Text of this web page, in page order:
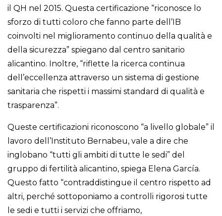
il QH nel 2015. Questa certificazione “riconosce lo
sforzo di tutti coloro che fanno parte dell’IB
coinvolti nel miglioramento continuo della qualità e
della sicurezza” spiegano dal centro sanitario
alicantino. Inoltre, “riflette la ricerca continua
dell’eccellenza attraverso un sistema di gestione
sanitaria che rispetti i massimi standard di qualità e
trasparenza”.
Queste certificazioni riconoscono “a livello globale” il
lavoro dell’Instituto Bernabeu, vale a dire che
inglobano “tutti gli ambiti di tutte le sedi” del
gruppo di fertilità alicantino, spiega Elena García.
Questo fatto “contraddistingue il centro rispetto ad
altri, perché sottoponiamo a controlli rigorosi tutte
le sedi e tutti i servizi che offriamo,